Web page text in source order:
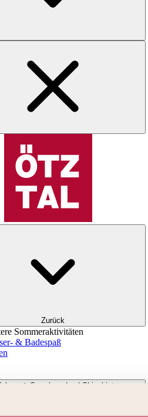
Zurück
Sommeraktivitäten
& Badespaß
& Snowboarden | Skigebiete